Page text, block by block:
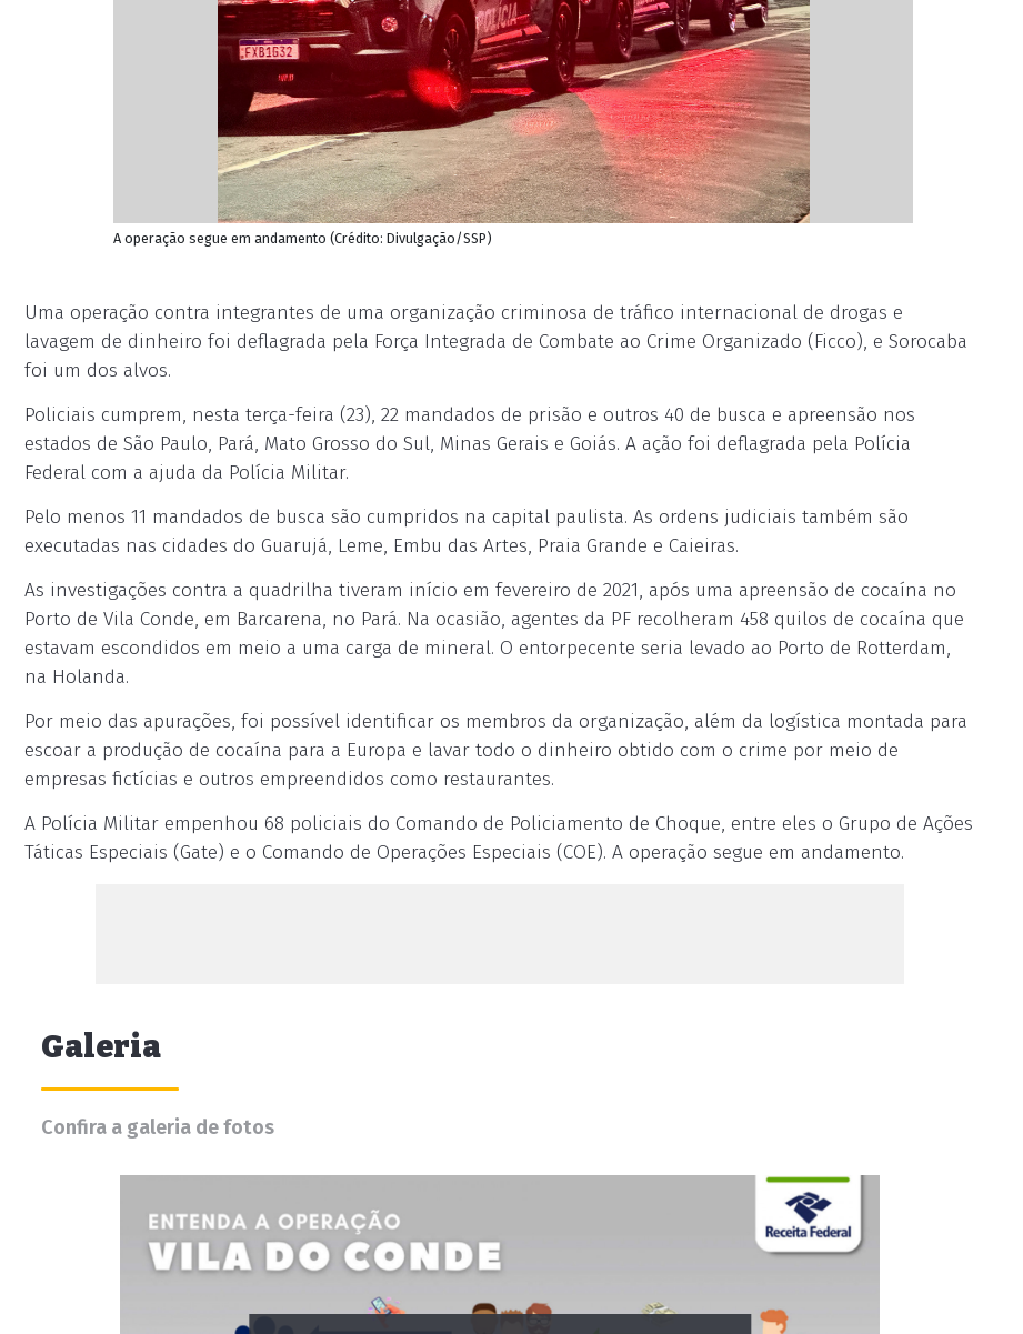
A operação segue em andamento (Crédito: Divulgação/SSP)
Uma operação contra integrantes de uma organização criminosa de tráfico internacional de drogas e
lavagem de dinheiro foi deflagrada pela Força Integrada de Combate ao Crime Organizado (Ficco), e Sorocaba
foi um dos alvos.
Policiais cumprem, nesta terça-feira (23), 22 mandados de prisão e outros 40 de busca e apreensão nos
estados de São Paulo, Pará, Mato Grosso do Sul, Minas Gerais e Goiás. A ação foi deflagrada pela Polícia
Federal com a ajuda da Polícia Militar.
Pelo menos 11 mandados de busca são cumpridos na capital paulista. As ordens judiciais também são
executadas nas cidades do Guarujá, Leme, Embu das Artes, Praia Grande e Caieiras.
As investigações contra a quadrilha tiveram início em fevereiro de 2021, após uma apreensão de cocaína no
Porto de Vila Conde, em Barcarena, no Pará. Na ocasião, agentes da PF recolheram 458 quilos de cocaína que
estavam escondidos em meio a uma carga de mineral. O entorpecente seria levado ao Porto de Rotterdam,
na Holanda.
Por meio das apurações, foi possível identificar os membros da organização, além da logística montada para
escoar a produção de cocaína para a Europa e lavar todo o dinheiro obtido com o crime por meio de
empresas fictícias e outros empreendidos como restaurantes.
A Polícia Militar empenhou 68 policiais do Comando de Policiamento de Choque, entre eles o Grupo de Ações
Táticas Especiais (Gate) e o Comando de Operações Especiais (COE). A operação segue em andamento.
Galeria
Confira a galeria de fotos